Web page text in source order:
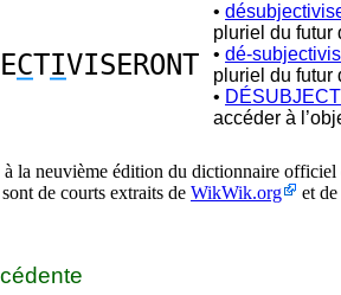
ECTIVISERONT
•
pluriel du futur
• dé-
pluriel du futur
•
accéder à
la neuvième édition du dictionnaire officiel
de courts extraits de WikWik.org et de